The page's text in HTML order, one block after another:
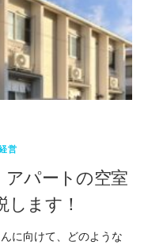
営
アパートの空室
ます！
に向けて、どのような